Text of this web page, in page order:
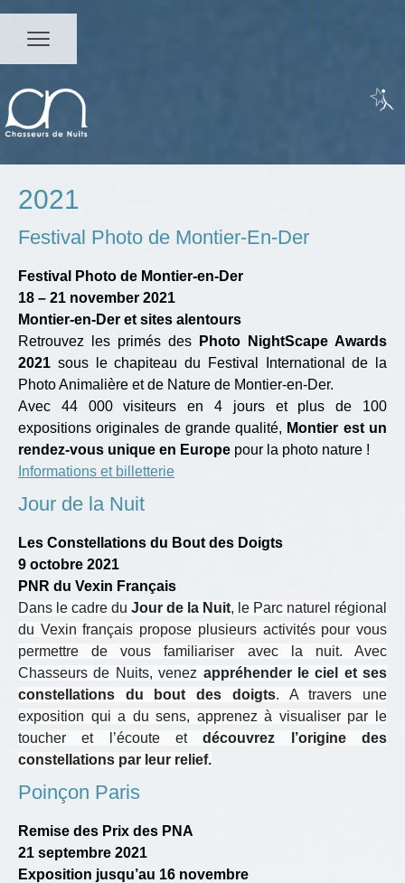
2021
Festival Photo de Montier-En-Der
Festival Photo de Montier-en-Der
18 – 21 november 2021
Montier-en-Der et sites alentours
Retrouvez les primés des
Photo NightScape Awards
2021 sous le chapiteau du Festival International de la
Photo Animalière et de Nature de Montier-en-Der.
Avec 44 000 visiteurs en 4 jours et plus de 100
expositions originales de grande qualité, Montier est un
rendez-vous unique en Europe pour la photo nature !
Informations et billetterie
Jour de la Nuit
Les Constellations du Bout des Doigts
9 octobre 2021
PNR du Vexin Français
Dans le cadre du Jour de la Nuit, le Parc naturel régional
du Vexin français propose plusieurs activités pour vous
permettre de vous familiariser avec la nuit. Avec
Chasseurs de Nuits, venez appréhender le ciel et ses
constellations du bout des doigts. A travers une
exposition qui a du sens, apprenez à visualiser par le
toucher et l’écoute etdécouvrez l’origine des
constellations par leur relief.
Poinçon Paris
Remise des Prix des PNA
21 septembre 2021
Exposition jusqu’au 16 novembre